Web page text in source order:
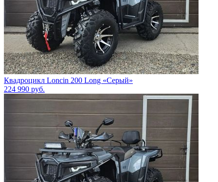
Квадроцикл Loncin 200 Long «Серый»
224 990 руб.